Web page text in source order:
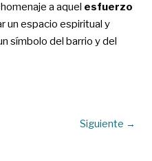
a aquel esfuerzo
un espacio espiritual y
símbolo del barrio y del
Siguiente →